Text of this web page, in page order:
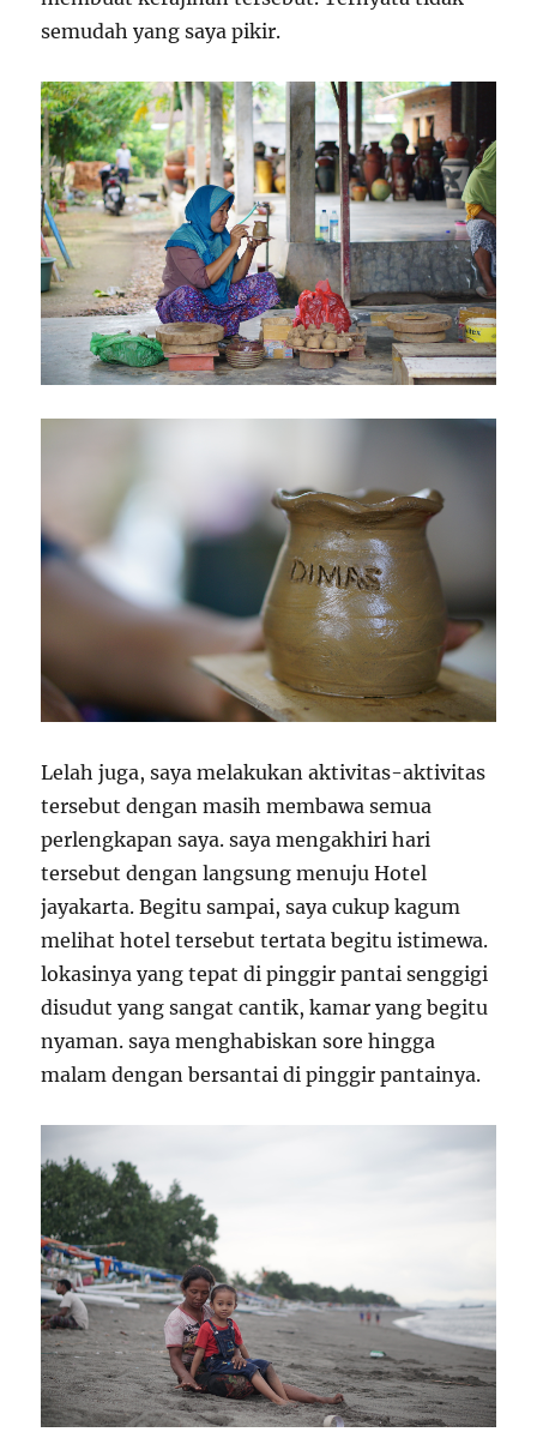
semudah yang saya pikir.
Lelah juga, saya melakukan aktivitas-aktivitas
tersebut dengan masih membawa semua
perlengkapan saya. saya mengakhiri hari
tersebut dengan langsung menuju Hotel
jayakarta. Begitu sampai, saya cukup kagum
melihat hotel tersebut tertata begitu istimewa.
lokasinya yang tepat di pinggir pantai senggigi
disudut yang sangat cantik, kamar yang begitu
nyaman. saya menghabiskan sore hingga
malam dengan bersantai di pinggir pantainya.